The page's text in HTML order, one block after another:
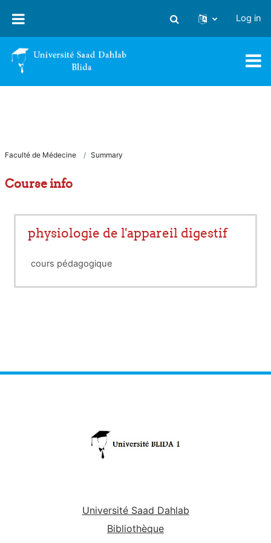
Toggle search input
Log in
Faculté de Médecine Summary
Course info
physiologie de l'appareil digestif
cours pédagogique
Université Saad Dahlab
Bibliothèque